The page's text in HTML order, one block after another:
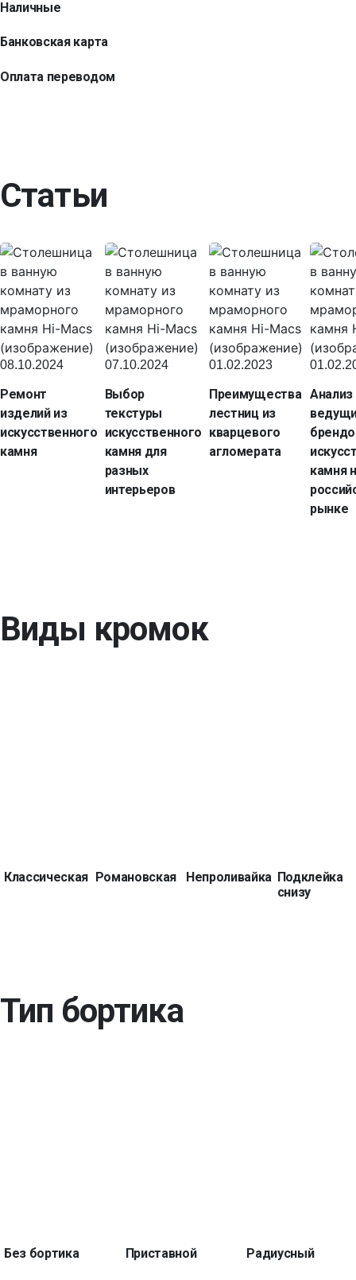
Наличные
Банковская карта
Оплата переводом
Статьи
08.10.2024
Ремонт
изделий из
искусственного
камня
07.10.2024
Выбор
текстуры
искусственного
камня для
разных
интерьеров
01.02.2023
Преимущества
лестниц из
кварцевого
агломерата
Анализ
камня
рынке
Виды кромок
Классическая Романовская Непроливайка Подклейка
снизу
Тип бортика
Без бортика Приставной Радиусный